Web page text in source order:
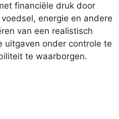
financiële druk door
energie en andere
van een realistisch
uitgaven onder controle te
te waarborgen.